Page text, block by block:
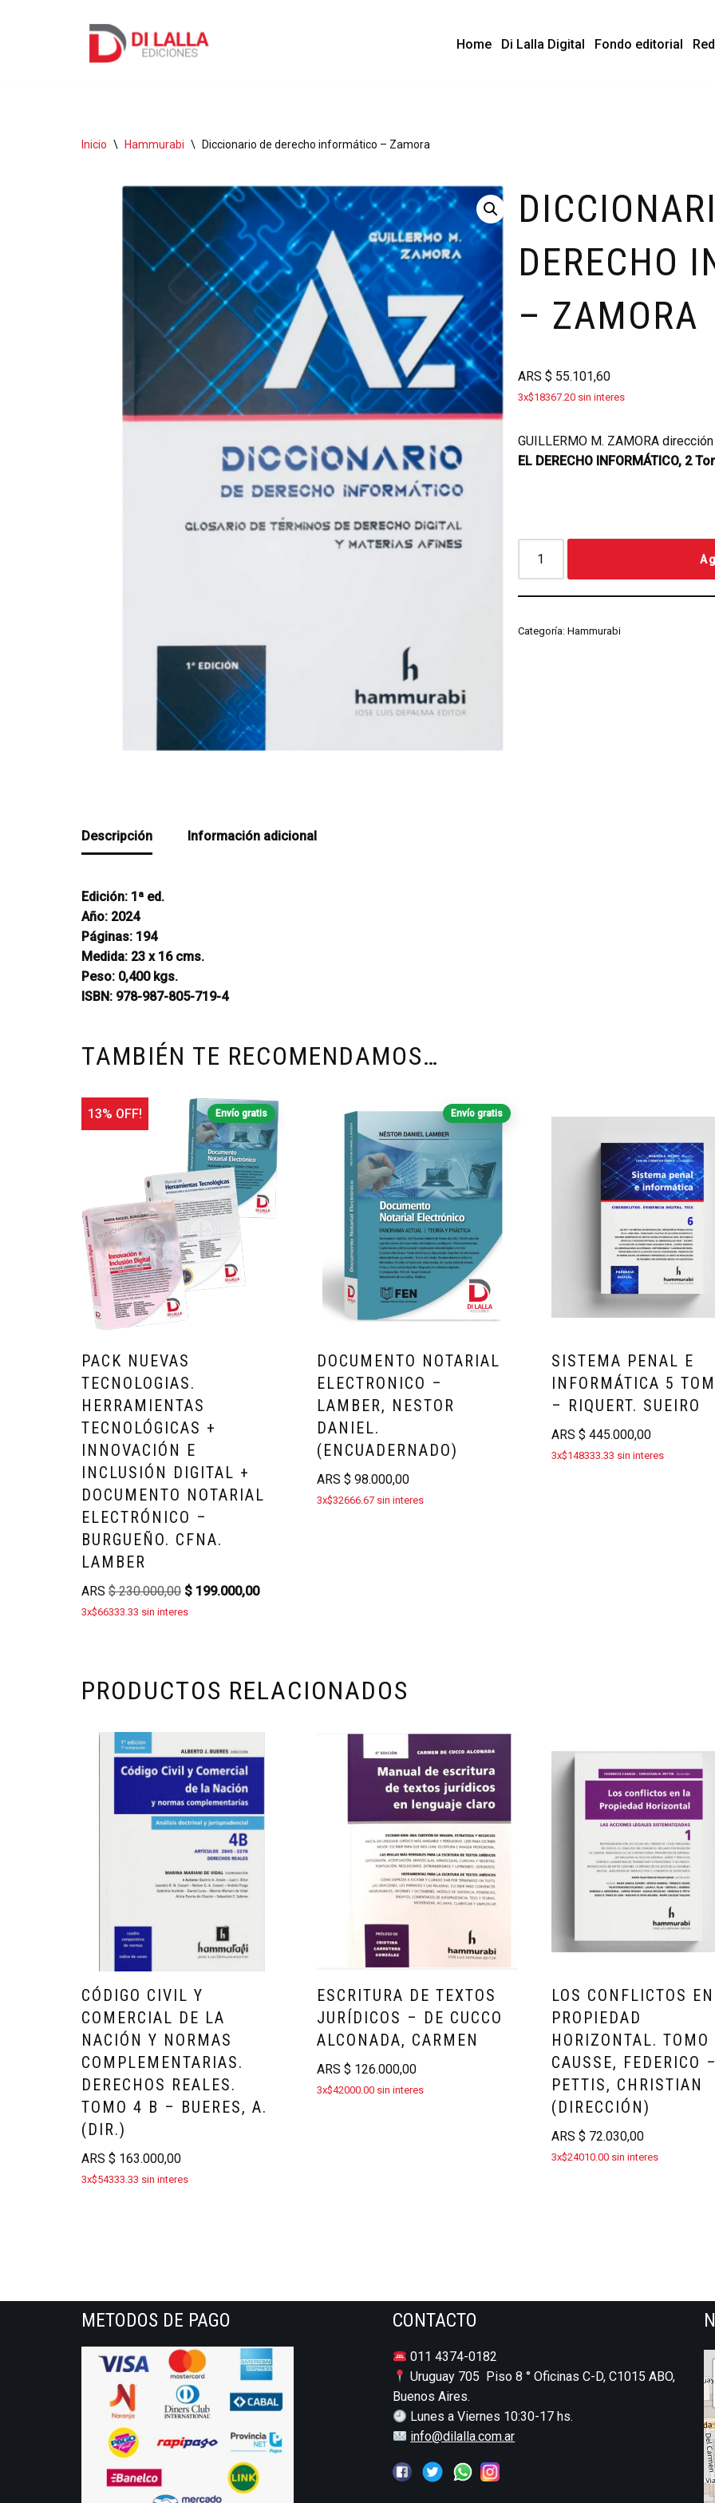
Home Di Lalla Digital Fondo editorial
Inicio \ Hammurabi \ Diccionario de derecho informático – Zamora
DERECHO
– ZAMORA
ARS$ 55.101,60
3x$18367.20 sin interes
GUILLERMO M. ZAMORA dirección
EL DERECHO INFORMÁTICO, 2
Categoría:Hammurabi
Descripción Información adicional
Edición: 1ª ed.
Año: 2024
Páginas: 194
Medida: 23 x 16 cms.
Peso: 0,400 kgs.
ISBN: 978-987-805-719-4
TAMBIÉN TE RECOMENDAMOS…
Envío gratis
13% OFF!
PACK NUEVAS
TECNOLOGIAS.
HERRAMIENTAS
TECNOLÓGICAS +
INNOVACIÓN E
INCLUSIÓN DIGITAL +
DOCUMENTO NOTARIAL
ELECTRÓNICO –
BURGUEÑO. CFNA.
LAMBER
ARS $230.000,00 $ 199.000,00
3x$66333.33 sin interes
Envío gratis
DOCUMENTO NOTARIAL
ELECTRONICO –
LAMBER, NESTOR
DANIEL.
(ENCUADERNADO)
ARS $ 98.000,00
3x$32666.67 sin interes
SISTEMA PENAL E
INFORMÁTICA 5
– RIQUERT. SUEIRO
ARS$ 445.000,00
3x$148333.33 sin interes
PRODUCTOS RELACIONADOS
CÓDIGO CIVIL Y
COMERCIAL DE LA
NACIÓN Y NORMAS
COMPLEMENTARIAS.
DERECHOS REALES.
TOMO 4 B – BUERES, A.
(DIR.)
ARS $ 163.000,00
3x$54333.33 sin interes
ESCRITURA DE TEXTOS
JURÍDICOS – DE CUCCO
ALCONADA, CARMEN
ARS $ 126.000,00
3x$42000.00 sin interes
LOS CONFLICTOS
PROPIEDAD
HORIZONTAL.
CAUSSE, FEDERICO
PETTIS, CHRISTIAN
(DIRECCIÓN)
ARS$ 72.030,00
3x$24010.00 sin interes
METODOS DE PAGO CONTACTO
011 4374-0182
Uruguay 705 Piso 8 ° Oficinas C-D, C1015 ABO,
Buenos Aires.
Lunes a Viernes 10:30-17 hs.
info@dilalla.com.ar